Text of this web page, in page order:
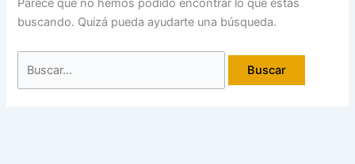
Parece que no hemos podido encontrar lo que estás
buscando. Quizá pueda ayudarte una búsqueda.